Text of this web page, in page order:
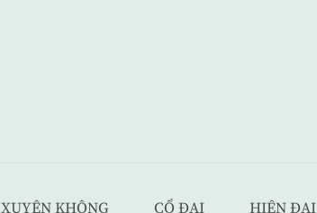
XUYÊN KHÔNG CỔ ĐẠI HIỆN ĐẠI